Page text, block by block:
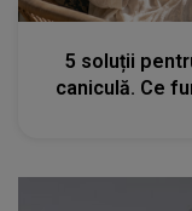
5 soluții
caniculă. Ce